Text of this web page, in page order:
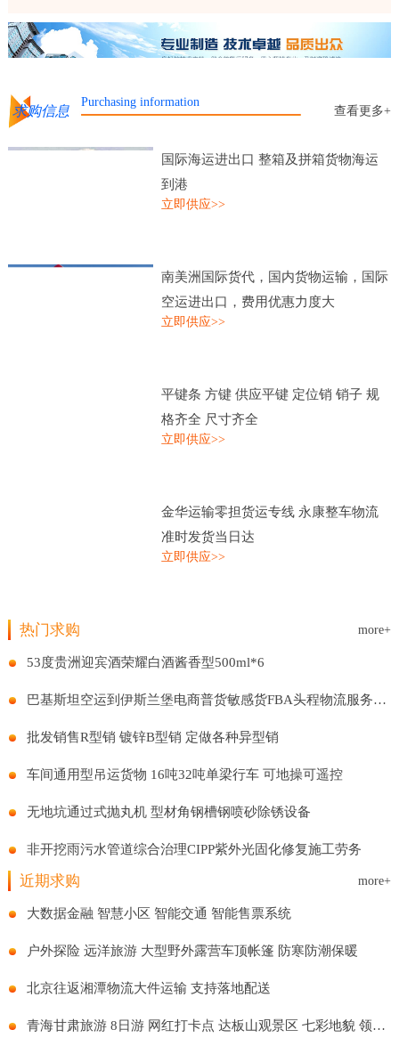
求购信息
Purchasing information
查看更多+
国际海运进出口 整箱及拼箱货物海运
到港
立即供应>>
南美洲国际货代，国内货物运输，国际
空运进出口，费用优惠力度大
立即供应>>
平键条 方键 供应平键 定位销 销子 规
格齐全 尺寸齐全
立即供应>>
金华运输零担货运专线 永康整车物流
准时发货当日达
立即供应>>
热门求购 more+
53度贵洲迎宾酒荣耀白酒酱香型500ml*6
巴基斯坦空运到伊斯兰堡电商普货敏感货FBA头程物流服务国际贸易
批发销售R型销 镀锌B型销 定做各种异型销
车间通用型吊运货物 16吨32吨单梁行车 可地操可遥控
无地坑通过式抛丸机 型材角钢槽钢喷砂除锈设备
非开挖雨污水管道综合治理CIPP紫外光固化修复施工劳务
近期求购 more+
大数据金融 智慧小区 智能交通 智能售票系统
户外探险 远洋旅游 大型野外露营车顶帐篷 防寒防潮保暖
北京往返湘潭物流大件运输 支持落地配送
青海甘肃旅游 8日游 网红打卡点 达板山观景区 七彩地貌 领略风景